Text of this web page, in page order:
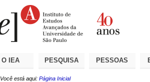
O IEA PESQUISA PESSOAS
Você está aqui: Página Inicial